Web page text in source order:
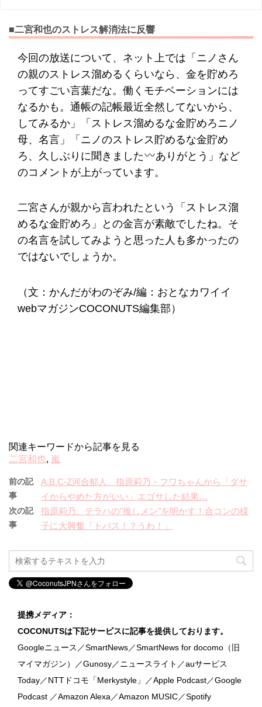
■二宮和也のストレス解消法に反響
今回の放送について、ネット上では「ニノさん
の親のストレス溜めるくらいなら、金を貯めろ
ってすごい言葉だな。働くモチベーションには
なるかも。通帳の記帳最近全然してないから、
してみるか」「ストレス溜めるな金貯めろニノ
母、名言」「ニノのストレス貯めるな金貯め
ろ、久しぶりに聞きました
ありがとう」など
のコメントが上がっています。
二宮さんが親から言われたという「ストレス溜
めるな金貯めろ」との金言が素敵でしたね。そ
の名言を試してみようと思った人も多かったの
ではないでしょうか。
（文：かんだがわのぞみ/編：おとなカワイイ
webマガジンCOCONUTS編集部）
関連キーワードから記事を見る
二宮和也, 嵐
前の記
事
A.B.C-Z河合郁人、指原莉乃・フワちゃんから「ダサ
イからやめた方がいい」エゴサした結果…
次の記
事
指原莉乃、テラハの"推しメン"を明かす！合コンの様
子に大興奮「トパス！？うわ！」
提携メディア：
COCONUTSは下記サービスに記事を提供しております。
Googleニュース／SmartNews／SmartNews for docomo（旧
マイマガジン）／Gunosy／ニュースライト／auサービス
Today／NTTドコモ「Merkystyle」／Apple Podcast／Google
Podcast ／Amazon Alexa／Amazon MUSIC／Spotify